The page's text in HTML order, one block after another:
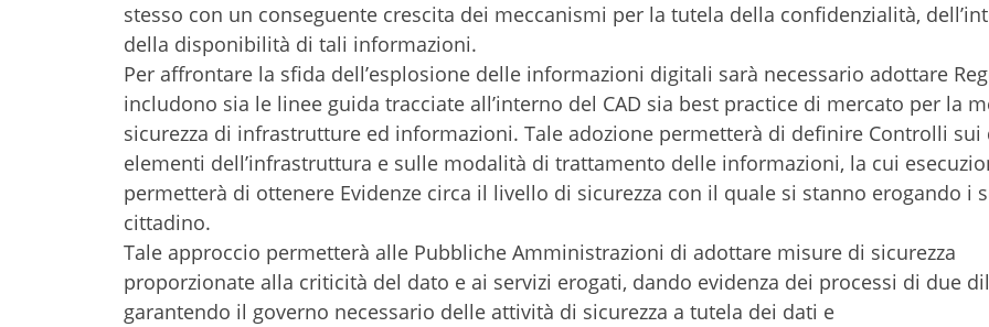
stesso con un conseguente crescita dei meccanismi per la tutela della confidenzialità,
della disponibilità di tali informazioni.
Per affrontare la sfida dell’esplosione delle informazioni digitali sarà necessario adottare
includono sia le linee guida tracciate all’interno del CAD sia best practice di mercato per la
sicurezza di infrastrutture ed informazioni. Tale adozione permetterà di definire Controlli sui
elementi dell’infrastruttura e sulle modalità di trattamento delle informazioni, la cui
permetterà di ottenere Evidenze circa il livello di sicurezza con il quale si stanno erogando i
cittadino.
Tale approccio permetterà alle Pubbliche Amministrazioni di adottare misure di sicurezza
proporzionate alla criticità del dato e ai servizi erogati, dando evidenza dei processi di due
garantendo il governo necessario delle attività di sicurezza a tutela dei dati e